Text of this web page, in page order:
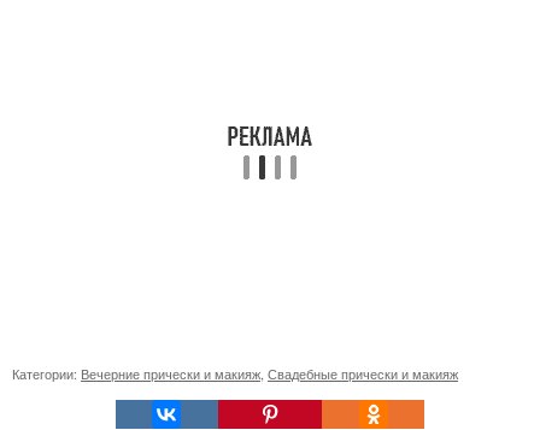
Категории: Вечерние прически и макияж, Свадебные прически и макияж